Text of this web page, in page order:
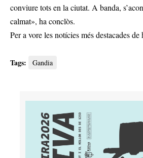
conviure tots en la ciutat. A banda,
calmat», ha conclòs.
Per a vore les notícies més destacades de
Tags: Gandia